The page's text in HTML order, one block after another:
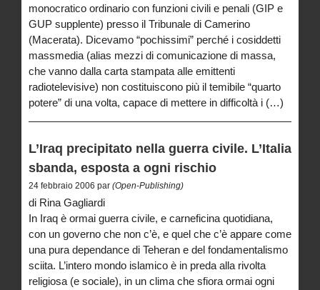
monocratico ordinario con funzioni civili e penali (GIP e
GUP supplente) presso il Tribunale di Camerino
(Macerata). Dicevamo “pochissimi” perché i cosiddetti
massmedia (alias mezzi di comunicazione di massa,
che vanno dalla carta stampata alle emittenti
radiotelevisive) non costituiscono più il temibile “quarto
potere” di una volta, capace di mettere in difficoltà i (…)
L’Iraq precipitato nella guerra civile. L’Italia
sbanda, esposta a ogni rischio
24 febbraio 2006 par (Open-Publishing)
di Rina Gagliardi
In Iraq è ormai guerra civile, e carneficina quotidiana,
con un governo che non c’è, e quel che c’è appare come
una pura dependance di Teheran e del fondamentalismo
sciita. L’intero mondo islamico è in preda alla rivolta
religiosa (e sociale), in un clima che sfiora ormai ogni